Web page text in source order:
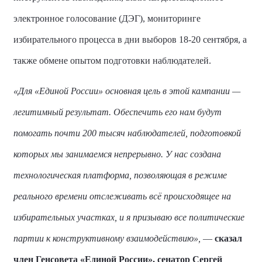
электронное голосование (ДЭГ), мониторинге
избирательного процесса в дни выборов 18-20 сентября, а
также обмене опытом подготовки наблюдателей.
«Для «Единой России» основная цель в этой кампании —
легитимный результат. Обеспечить его нам будут
помогать почти 200 тысяч наблюдателей, подготовкой
которых мы занимаемся непрерывно. У нас создана
технологическая платформа, позволяющая в режиме
реального времени отслеживать всё происходящее на
избирательных участках, и я призываю все политические
партии к конструктивному взаимодействию», — сказал
член Генсовета «Единой России», сенатор Сергей